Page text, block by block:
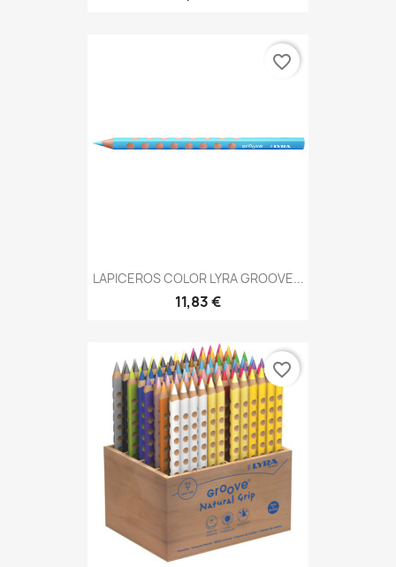
LAPICEROS COLOR LYRA GROOVE...
11,83 €
favorite_border
favorite_border